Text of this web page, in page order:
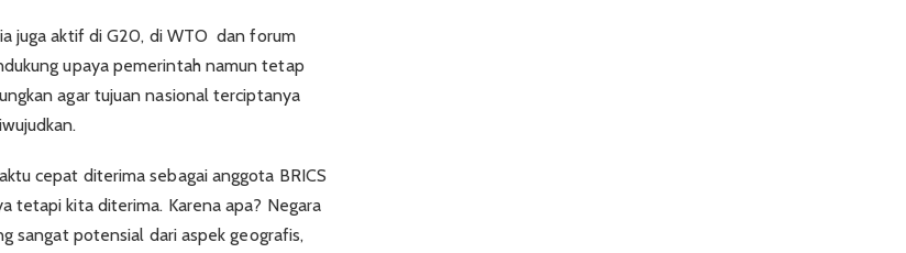
juga aktif di G20, di WTO dan forum
upaya pemerintah namun tetap
agar tujuan nasional terciptanya
cepat diterima sebagai anggota BRICS
tetapi kita diterima. Karena apa? Negara
sangat potensial dari aspek geografis,